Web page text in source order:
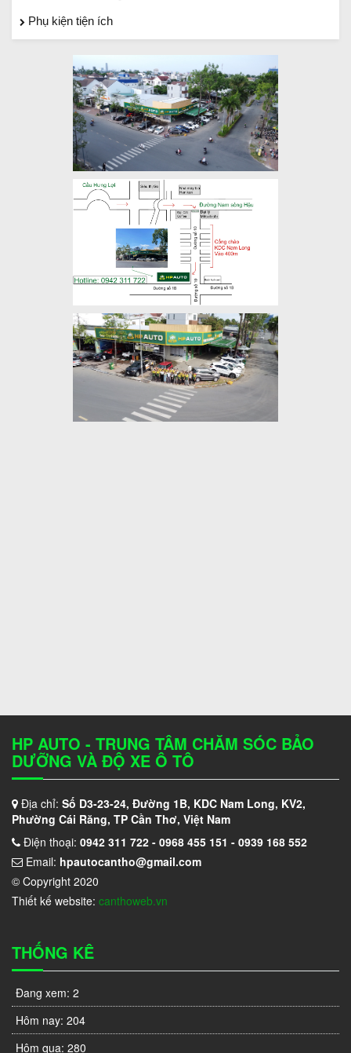
Phụ kiện tiện ích
HP AUTO - TRUNG TÂM CHĂM SÓC BẢO
DƯỠNG VÀ ĐỘ XE Ô TÔ
Địa chỉ: Số D3-23-24, Đường 1B, KDC Nam Long, KV2,
Phường Cái Răng, TP Cần Thơ, Việt Nam
Điện thoại: 0942 311 722 - 0968 455 151 - 0939 168 552
Email: hpautocantho@gmail.com
© Copyright 2020
Thiết kế website: canthoweb.vn
THỐNG KÊ
Đang xem: 2
Hôm nay: 204
Hôm qua: 280